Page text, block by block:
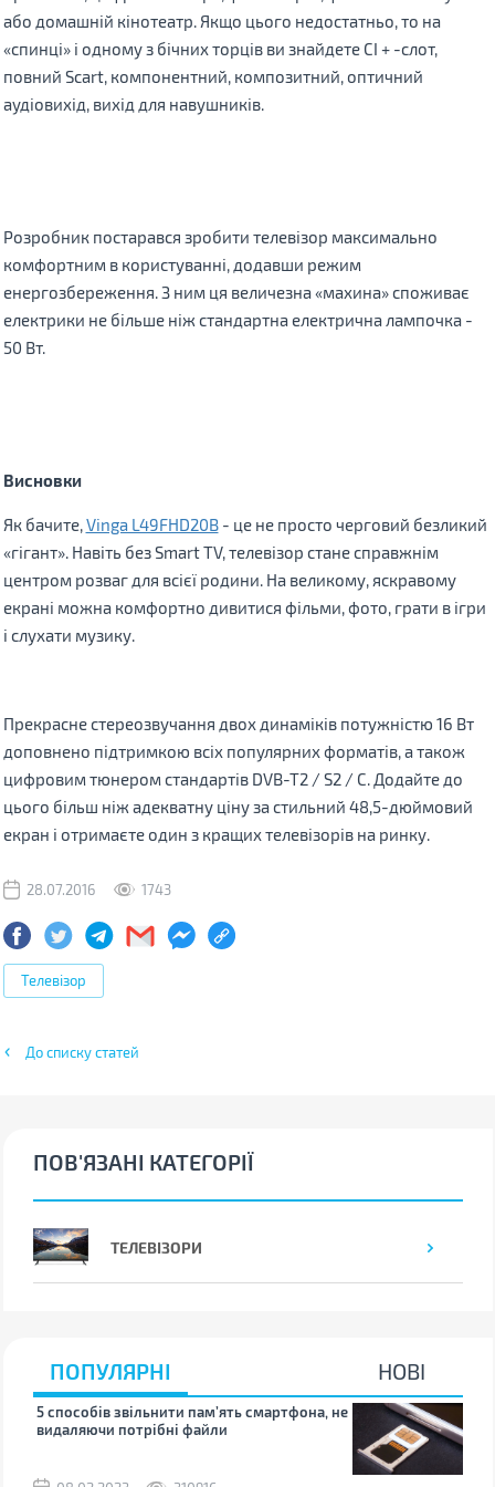
або домашній кінотеатр. Якщо цього недостатньо, то на
«спинці» і одному з бічних торців ви знайдете CI + -слот,
повний Scart, компонентний, композитний, оптичний
аудіовихід, вихід для навушників.
Розробник постарався зробити телевізор максимально
комфортним в користуванні, додавши режим
енергозбереження. З ним ця величезна «махина» споживає
електрики не більше ніж стандартна електрична лампочка -
50 Вт.
Висновки
Як бачите,Vinga L49FHD20B- це не просто черговий безликий
«гігант». Навіть без Smart TV, телевізор стане справжнім
центром розваг для всієї родини. На великому, яскравому
екрані можна комфортно дивитися фільми, фото, грати в ігри
і слухати музику.
Прекрасне стереозвучання двох динаміків потужністю 16 Вт
доповнено підтримкою всіх популярних форматів, а також
цифровим тюнером стандартів DVB-T2 / S2 / С. Додайте до
цього більш ніж адекватну ціну за стильний 48,5-дюймовий
екран і отримаєте один з кращих телевізорів на ринку.
28.07.2016 1743
Телевізор
До списку статей
ПОВ'ЯЗАНІ КАТЕГОРІЇ
ТЕЛЕВІЗОРИ
ПОПУЛЯРНІ НОВІ
5 способів звільнити пам’ять смартфона, не
видаляючи потрібні файли